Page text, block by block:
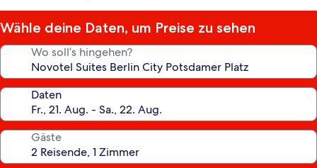
Wähle deine Daten, um Preise zu sehen
Wo soll’s hingehen?
Daten
Gäste